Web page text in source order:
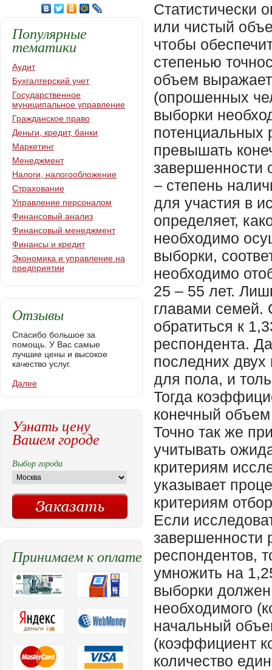
Статистически
или чистый
чтобы
степенью
объем
(опрошенных
выборки
потенциальных
превышать
– степень
для участия в
определяет,
необходимо
выборки,
необходимо
25 – 55 лет.
главами семей.
обратиться к
респондента.
последних
для пола, и
Тогда
конечный
Точно так же
учитывать
критериям
указывает
критериям
Если
завершенности
респондентов,
умножить на
выборки
необходимого
начальный
(коэффициент
количество
Популярные
тематики
Аудит
Бухгалтерский учет
Государственное
муниципальное управление
Гражданское право
Деньги, кредит, банки
Маркетинг
Менеджмент
Налоги, налогообложение
Страхование
Управление персоналом
Финансовый анализ
Финансовый менеджмент
Финансы и кредит
Экономика и управление на
предприятии
Отзывы
Спасибо большое за
помощь. У Вас самые
лучшие цены и высокое
качество услуг.
Далее
Узнать цену
Вашем городе
Выбор города
Принимаем к оплате